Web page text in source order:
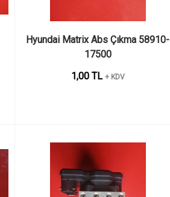
Hyundai Matrix Abs Çıkma 58910-
17500
1,00 TL + KDV